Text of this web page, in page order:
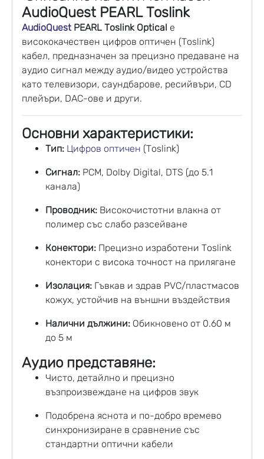
AudioQuest PEARL Toslink
AudioQuest PEARL Toslink Optical е
висококачествен цифров оптичен (Toslink)
кабел, предназначен за прецизно предаване на
аудио сигнал между аудио/видео устройства
като телевизори, саундбарове, ресийвъри, CD
плейъри, DAC-ове и други.
Основни характеристики:
Тип: Цифров оптичен (Toslink)
Сигнал: PCM, Dolby Digital, DTS (до 5.1
канала)
Проводник: Високочистотни влакна от
полимер със слабо разсейване
Конектори: Прецизно изработени Toslink
конектори с висока точност на прилягане
Изолация: Гъвкав и здрав PVC/пластмасов
кожух, устойчив на външни въздействия
Налични дължини: Обикновено от 0.60 м
до 5 м
Аудио представяне:
Чисто, детайлно и прецизно
възпроизвеждане на цифров звук
Подобрена яснота и по-добро времево
синхронизиране в сравнение със
стандартни оптични кабели